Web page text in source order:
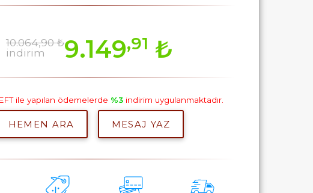
10.064,90 ₺
indirim
9.149,91 ₺
ile yapılan ödemelerde %3indirim uygulanmaktadır.
HEMEN ARA MESAJ YAZ